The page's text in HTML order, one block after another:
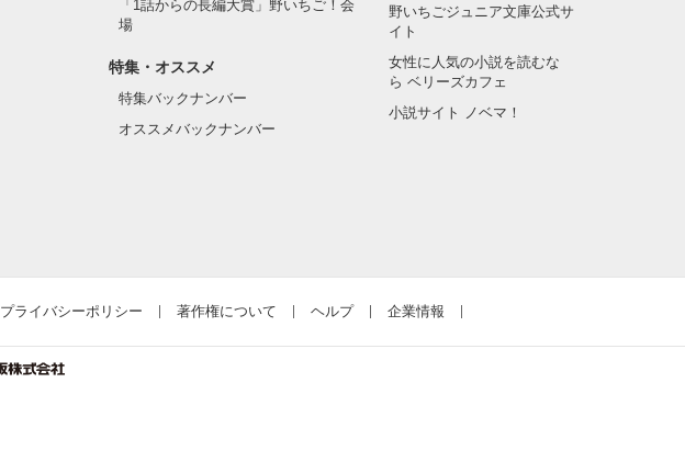
「1話からの長編大賞」野いちご！会
場
特集・オススメ
特集バックナンバー
オススメバックナンバー
野いちごジュニア文庫公式サ
イト
女性に人気の小説を読むな
ら ベリーズカフェ
小説サイト ノベマ！
プライバシーポリシー 著作権について ヘルプ 企業情報